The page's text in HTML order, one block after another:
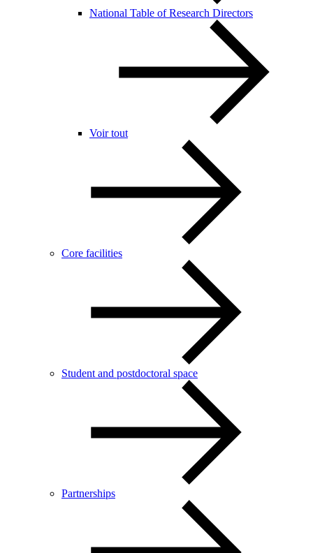
National Table of Research Directors
Voir tout
Core facilities
Student and postdoctoral space
Partnerships